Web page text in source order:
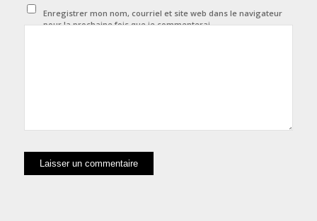
Enregistrer mon nom, courriel et site web dans le navigateur
pour la prochaine fois que je commenterai.